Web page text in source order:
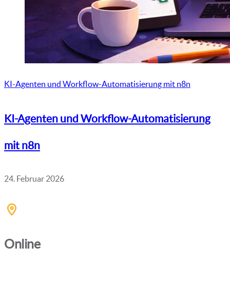
KI-Agenten und Workflow-Automatisierung mit n8n
KI-Agenten und Workflow-Automatisierung
mit n8n
24. Februar 2026
Online